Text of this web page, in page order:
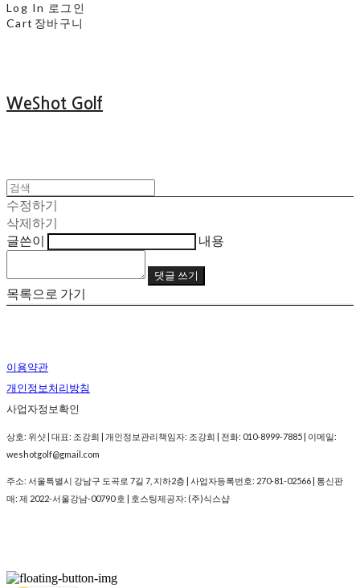
Log In 로그인
Cart 장바구니
WeShot Golf
수정하기
삭제하기
글쓴이
내용
댓글 쓰기
목록으로 가기
이용약관
개인정보처리방침
사업자정보확인
상호: 위샷 | 대표: 조강희 | 개인정보관리책임자: 조강희 | 전화: 010-8999-7885 | 이메일:
weshotgolf@gmail.com
주소: 서울특별시 강남구 도곡로 7길 7, 지하2층 | 사업자등록번호: 270-81-02566 | 통신판
매: 제 2022-서울강남-00790 호 | 호스팅제공자: (주)식스샵